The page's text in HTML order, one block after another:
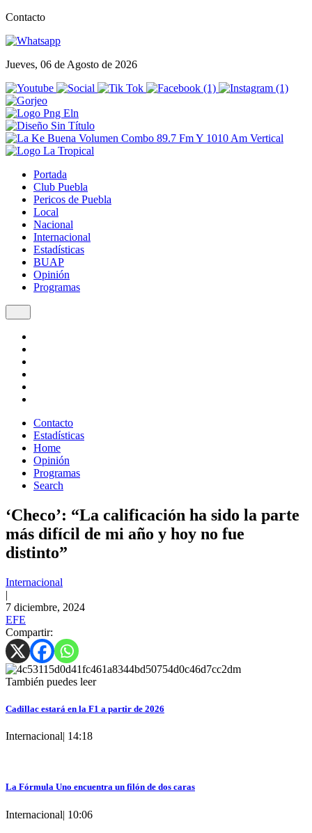
Contacto
Jueves, 06 de Agosto de 2026
Portada
Club Puebla
Pericos de Puebla
Local
Nacional
Internacional
Estadísticas
BUAP
Opinión
Programas
Contacto
Estadísticas
Home
Opinión
Programas
Search
‘Checo’: “La calificación ha sido la parte
más difícil de mi año y hoy no fue
distinto”
Internacional
|
7 diciembre, 2024
EFE
Compartir:
También puedes leer
Cadillac estará en la F1 a partir de 2026
Internacional| 14:18
La Fórmula Uno encuentra un filón de dos caras
Internacional| 10:06